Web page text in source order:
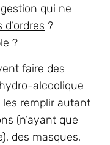
qui ne
?
?
faire des
alcoolique
les remplir autant
(n’ayant que
des masques,